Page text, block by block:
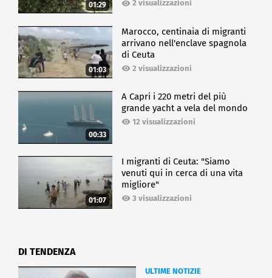
01:29 2 visualizzazioni
01:03
Marocco, centinaia di migranti
arrivano nell'enclave spagnola
di Ceuta
2 visualizzazioni
00:33
A Capri i 220 metri del più
grande yacht a vela del mondo
12 visualizzazioni
01:07
I migranti di Ceuta: "Siamo
venuti qui in cerca di una vita
migliore"
3 visualizzazioni
DI TENDENZA
ULTIME NOTIZIE